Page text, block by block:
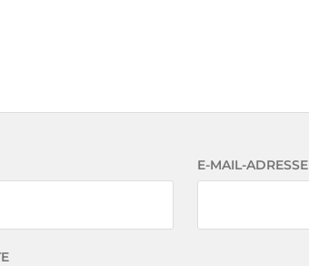
E-MAIL-ADRESSE